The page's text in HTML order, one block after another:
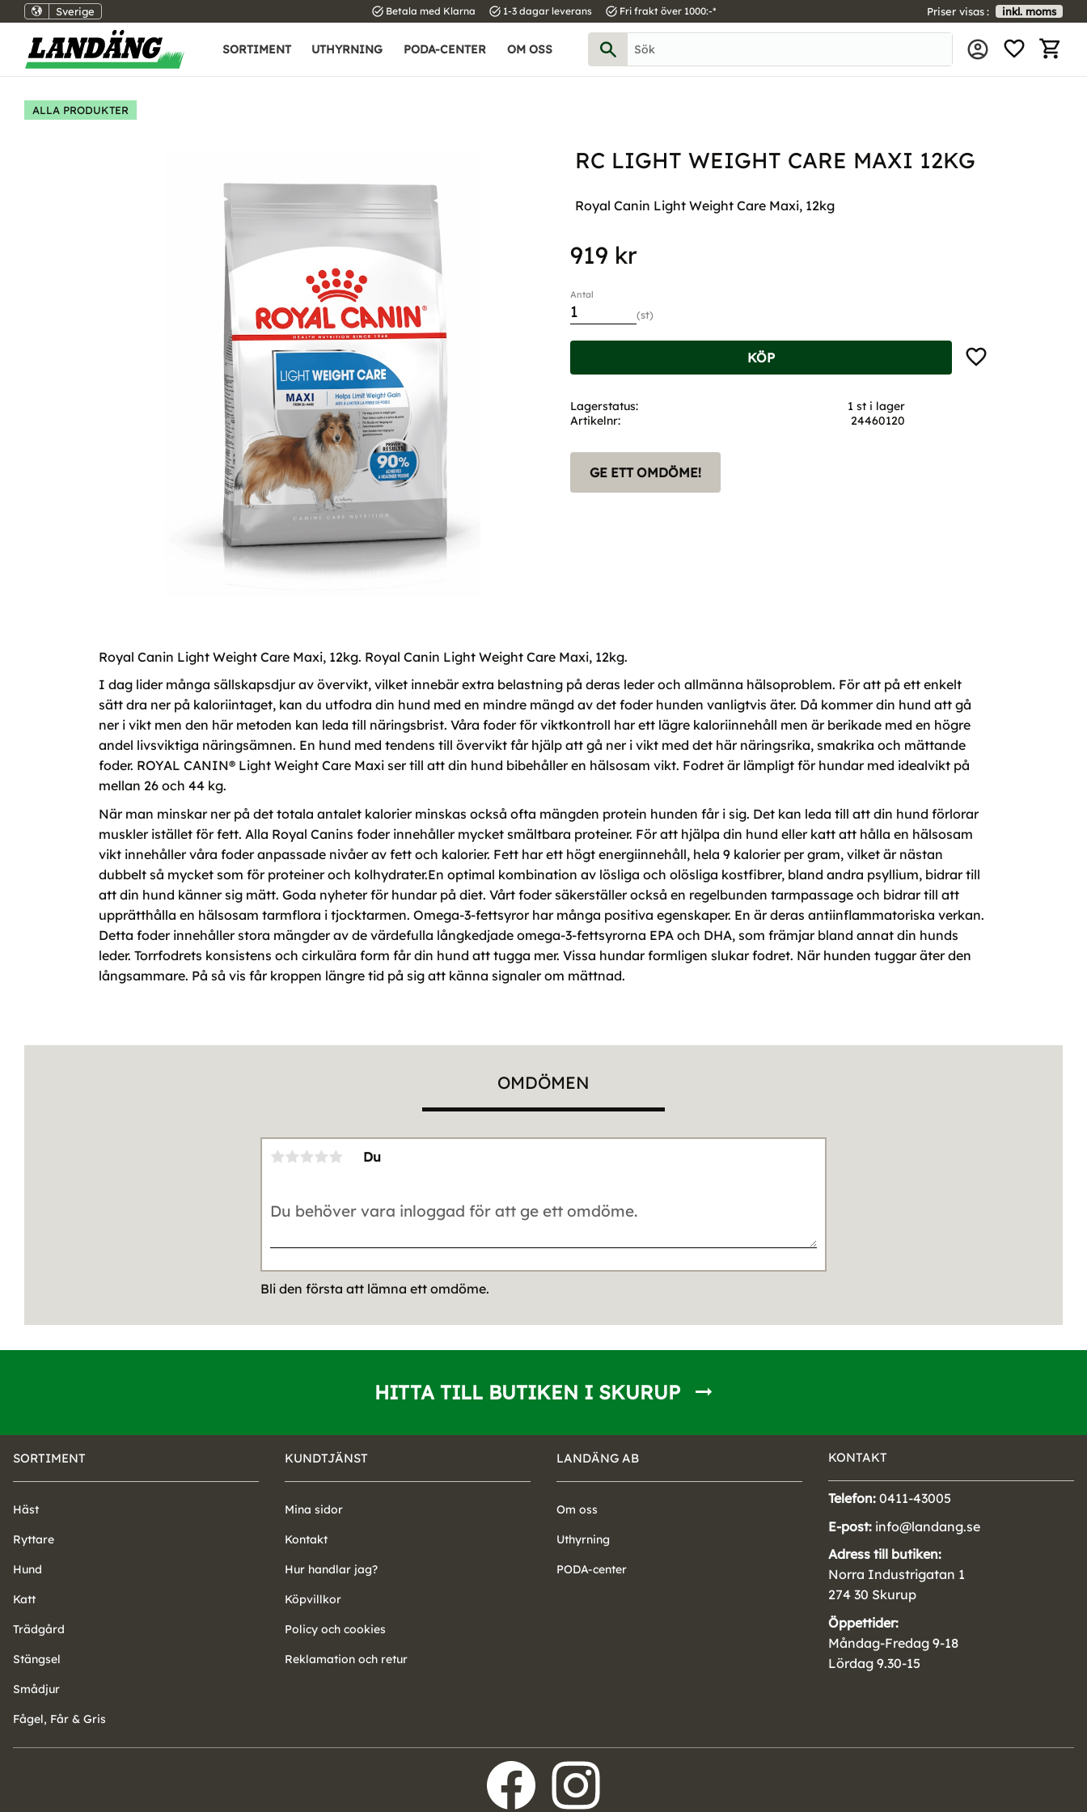
Sverige task_alt Betala med Klarna task_alt 1-3 dagar leverans task_alt Fri frakt över 1000:-* Priser visas inkl. moms
SORTIMENT UTHYRNING PODA-CENTER OM OSS
ALLA PRODUKTER
RC LIGHT WEIGHT CARE MAXI 12KG
Royal Canin Light Weight Care Maxi, 12kg
919 kr
Antal
st
KÖP Lägg till i favoriter
Lagerstatus
1 st i lager
Artikelnr
24460120
GE ETT OMDÖME!
Royal Canin Light Weight Care Maxi, 12kg. Royal Canin Light Weight Care Maxi, 12kg.
I dag lider många sällskapsdjur av övervikt, vilket innebär extra belastning på deras leder och allmänna hälsoproblem. För att på ett enkelt
sätt dra ner på kaloriintaget, kan du utfodra din hund med en mindre mängd av det foder hunden vanligtvis äter. Då kommer din hund att gå
ner i vikt men den här metoden kan leda till näringsbrist. Våra foder för viktkontroll har ett lägre kaloriinnehåll men är berikade med en högre
andel livsviktiga näringsämnen. En hund med tendens till övervikt får hjälp att gå ner i vikt med det här näringsrika, smakrika och mättande
foder. ROYAL CANIN® Light Weight Care Maxi ser till att din hund bibehåller en hälsosam vikt. Fodret är lämpligt för hundar med idealvikt på
mellan 26 och 44 kg.
När man minskar ner på det totala antalet kalorier minskas också ofta mängden protein hunden får i sig. Det kan leda till att din hund förlorar
muskler istället för fett. Alla Royal Canins foder innehåller mycket smältbara proteiner. För att hjälpa din hund eller katt att hålla en hälsosam
vikt innehåller våra foder anpassade nivåer av fett och kalorier. Fett har ett högt energiinnehåll, hela 9 kalorier per gram, vilket är nästan
dubbelt så mycket som för proteiner och kolhydrater.En optimal kombination av lösliga och olösliga kostfibrer, bland andra psyllium, bidrar till
att din hund känner sig mätt. Goda nyheter för hundar på diet. Vårt foder säkerställer också en regelbunden tarmpassage och bidrar till att
upprätthålla en hälsosam tarmflora i tjocktarmen. Omega-3-fettsyror har många positiva egenskaper. En är deras antiinflammatoriska verkan.
Detta foder innehåller stora mängder av de värdefulla långkedjade omega-3-fettsyrorna EPA och DHA, som främjar bland annat din hunds
leder. Torrfodrets konsistens och cirkulära form får din hund att tugga mer. Vissa hundar formligen slukar fodret. När hunden tuggar äter den
långsammare. På så vis får kroppen längre tid på sig att känna signaler om mättnad.
OMDÖMEN
Du
Bli den första att lämna ett omdöme.
HITTA TILL BUTIKEN I SKURUP
SORTIMENT
Häst
Ryttare
Hund
Katt
Trädgård
Stängsel
Smådjur
Fågel, Får & Gris
KUNDTJÄNST
Mina sidor
Kontakt
Hur handlar jag?
Köpvillkor
Policy och cookies
Reklamation och retur
LANDÄNG AB
Om oss
Uthyrning
PODA-center
KONTAKT
Telefon: 0411-43005
E-post: info@landang.se
Adress till butiken:
Norra Industrigatan 1
274 30 Skurup
Öppettider:
Måndag-Fredag 9-18
Lördag 9.30-15